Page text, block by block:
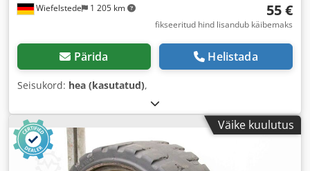
Wiefelstede 1 205 km 55 €
fikseeritud hind lisandub käibemaks
Pärida Helistada
Seisukord: hea (kasutatud),
Väike kuulutus